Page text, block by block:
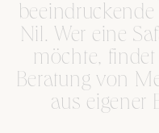
Nil. Wer eine
möchte,
Beratung von
aus eigener